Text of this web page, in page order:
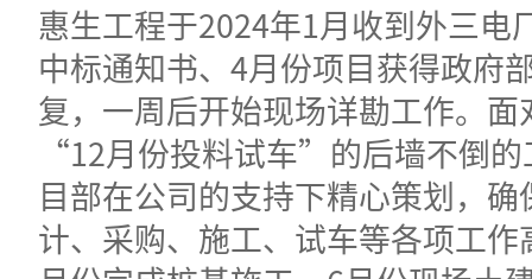
惠生工程于2024年1月收到外三电
中标通知书、4月份项目获得政府
复，一周后开始现场详勘工作。
“12月份投料试车”的后墙不倒
目部在公司的支持下精心策划，
计、采购、施工、试车等各项工作